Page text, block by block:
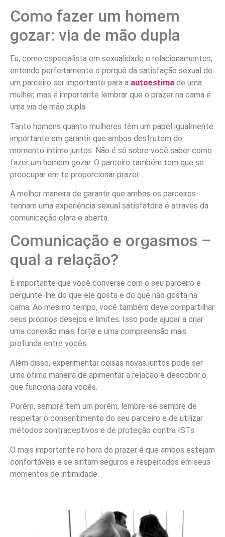
Como fazer um homem
gozar: via de mão dupla
Eu, como especialista em sexualidade e relacionamentos,
entendo perfeitamente o porquê da satisfação sexual de
um parceiro ser importante para a autoestima de uma
mulher, mas é importante lembrar que o prazer na cama é
uma via de mão dupla.
Tanto homens quanto mulheres têm um papel igualmente
importante em garantir que ambos desfrutem do
momento íntimo juntos. Não é só sobre você saber como
fazer um homem gozar. O parceiro também tem que se
preocupar em te proporcionar prazer.
A melhor maneira de garantir que ambos os parceiros
tenham uma experiência sexual satisfatória é através da
comunicação clara e aberta.
Comunicação e orgasmos –
qual a relação?
É importante que você converse com o seu parceiro e
pergunte-lhe do que ele gosta e do que não gosta na
cama. Ao mesmo tempo, você também deve compartilhar
seus próprios desejos e limites. Isso pode ajudar a criar
uma conexão mais forte e uma compreensão mais
profunda entre vocês.
Além disso, experimentar coisas novas juntos pode ser
uma ótima maneira de apimentar a relação e descobrir o
que funciona para vocês.
Porém, sempre tem um porém, lembre-se sempre de
respeitar o consentimento do seu parceiro e de utilizar
métodos contraceptivos e de proteção contra ISTs.
O mais importante na hora do prazer é que ambos estejam
confortáveis e se sintam seguros e respeitados em seus
momentos de intimidade.